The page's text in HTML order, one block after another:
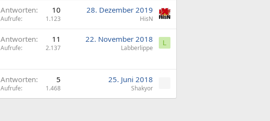
Antworten 10
Aufrufe 1.123
28. Dezember 2019
HisN
Antworten 11
Aufrufe 2.137
22. November 2018
Labberlippe
L
Antworten 5
Aufrufe 1.468
25. Juni 2018
Shakyor